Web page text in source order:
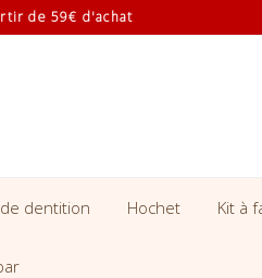
de 59€ d'achat
dentition Hochet Kit à